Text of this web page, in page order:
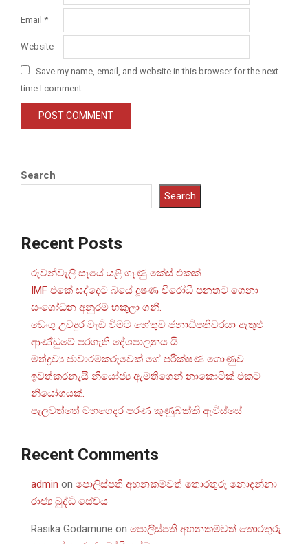
Email *
Website
Save my name, email, and website in this browser for the next
time I comment.
Search
Search
Recent Posts
රුවන්වැලි සෑයේ යළි ගෑණු කේස් එකක්
IMF එකේ සද්දෙට බයේ දූෂණ විරෝධී පනතට ගෙනා
සංශෝධන අනුරම හකුලා ගනී.
ඩෙංගු උවදුර වැඩි වීමට හේතුව ජනාධිපතිවරයා ඇතුළු
ආණ්ඩුවේ පරගැති දේශපාලනය යි.
මත්ද්‍රව්‍ය ජාවාරම්කරුවෙක් ගේ පරීක්ෂණ ගොණුව
ඉවත්කරනැයි නියෝජ්‍ය ඇමතිගෙන් නාකොටික් එකට
නියෝගයක්.
පැලවත්තේ මහගෙදර පරණ කුණුබක්කි ඇවිස්සේ
Recent Comments
admin on පොලිස්පති අහනකම්වත් තොරතුරු නොදන්නා
රාජ්‍ය බුද්ධි සේවය
Rasika Godamune on පොලිස්පති අහනකම්වත් තොරතුරු